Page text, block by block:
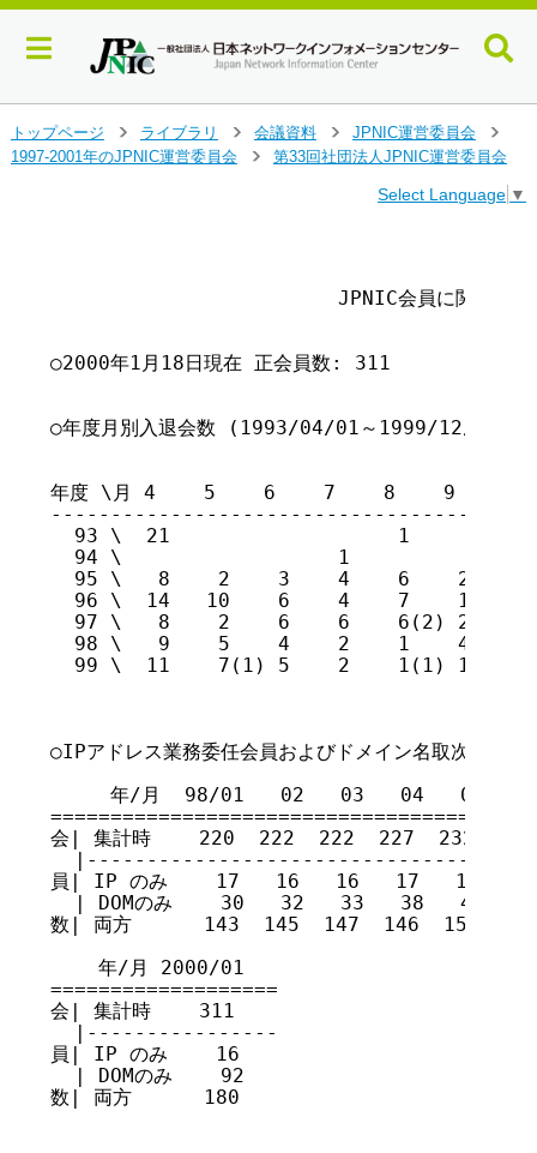
イ
トップページ
>
ライブラリ
>
会議資料
>
JPNIC運営委員会
>
1997-2001年のJPNIC運営委員会
第33回社団法人JPNIC運営委員会
Select Language ▼
○2000年1月18日現在 正会員数: 311
○年度月別入退会数 (1993/04/01～1999/12/31)
年度 \月 4    5    6    7    8    9   10
  93 \  21		     1	            2			      24         24
  94 \                  1		    4    3    2    2    2(1)  14(1)      37
95 \   8    2    3    4    6    2
96 \  14   10    6    4    7    1
  97 \   8    2	   6	6    6(2) 2(3)13    5	 4    3(4) 2(2) 2(3)  59(14)    219
  98 \   9    5	   4	2    1	  4    9    4	3(1)  1    3    3(6)  48(7)     260
  99 \  11    7(1) 5	2    1(1) 1(2)12    8	6(1)		      53(5)	308
○IPアドレス業務委任会員およびドメイン名取次業務
年/月  98/01   02   03   04   05
会| 集計時    220  222  222  227  232
員| IP のみ    17   16   16   17   15
| DOMのみ    30   32   33   38   45
数| 両方      143  145  147  146  150
    年/月 2000/01
===================
会| 集計時    311
  |----------------
員| IP のみ    16
  | DOMのみ    92
数| 両方      180